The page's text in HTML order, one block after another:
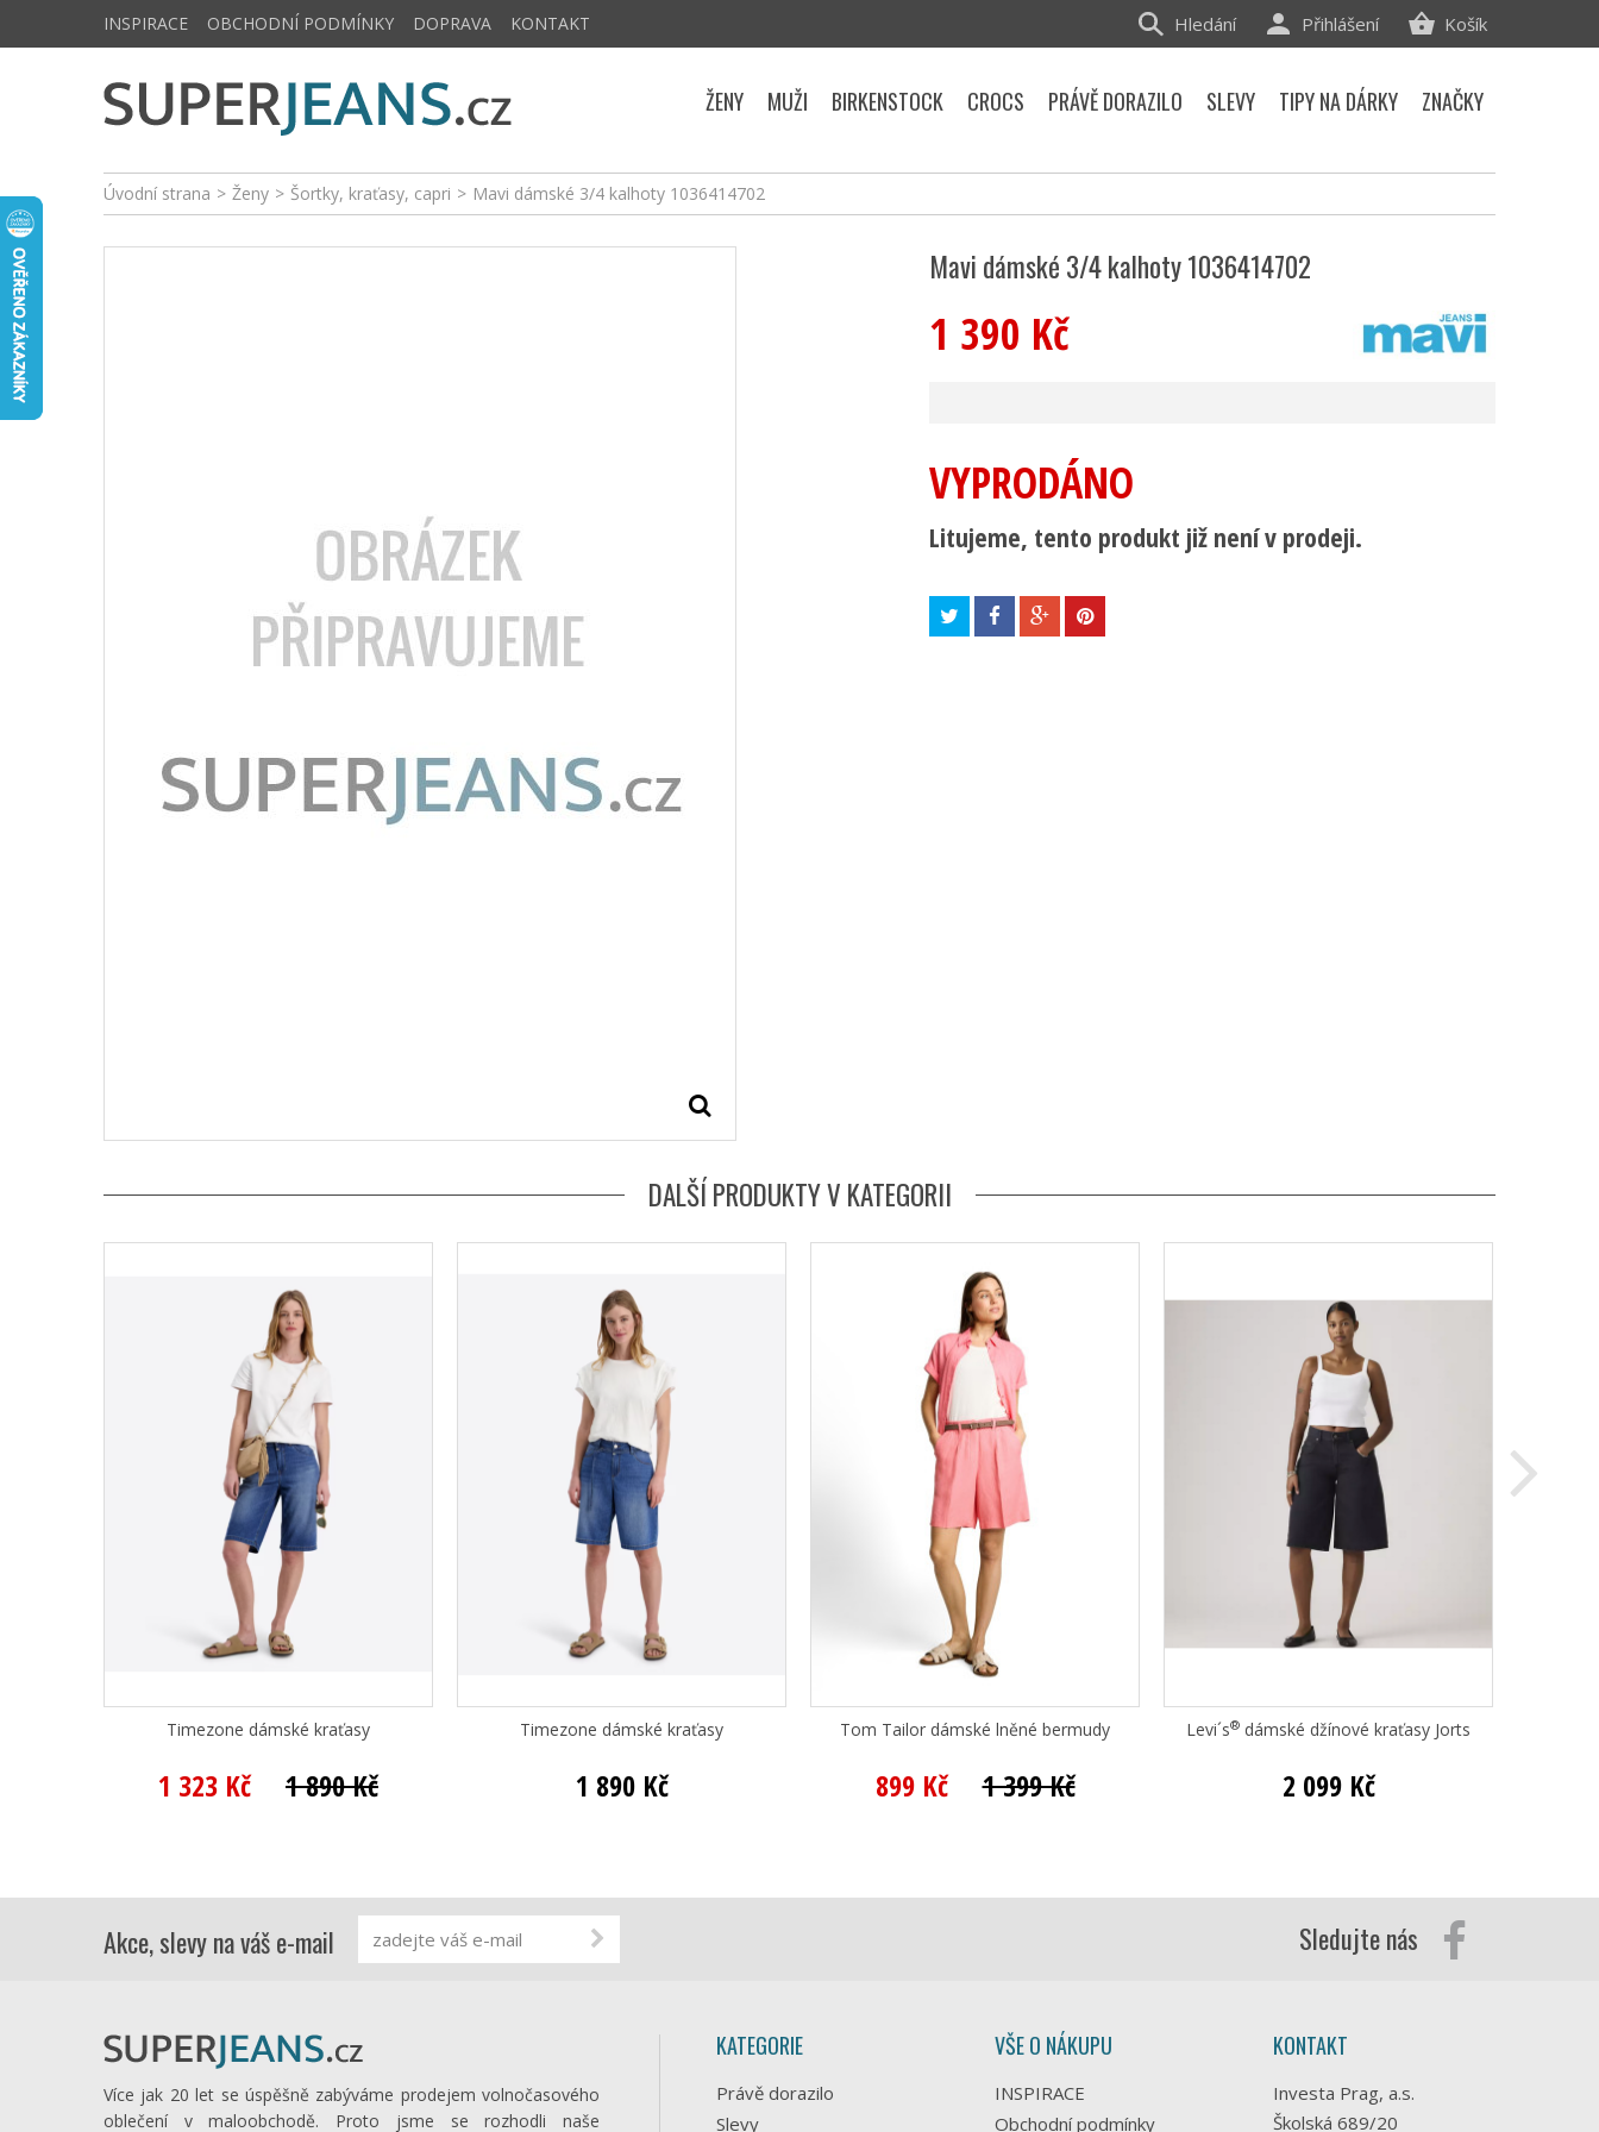
Úvodní strana > Ženy > Šortky, kraťasy, capri > Mavi dámské 3/4 kalhoty 1036414702
Mavi dámské 3/4 kalhoty 1036414702
1 390 Kč
VYPRODÁNO
Litujeme, tento produkt již není v prodeji.
DALŠÍ PRODUKTY V KATEGORII
Timezone dámské kraťasy
1 323 Kč 1 890 Kč
Timezone dámské kraťasy
1 890 Kč
Tom Tailor dámské lněné bermudy
899 Kč 1 399 Kč
Levi´s® dámské džínové kraťasy Jorts
2 099 Kč
INSPIRACE OBCHODNÍ PODMÍNKY DOPRAVA KONTAKT Košík
Přihlášení
Hledání
ŽENY MUŽI BIRKENSTOCK CROCS PRÁVĚ DORAZILO SLEVY TIPY NA DÁRKY ZNAČKY
Akce, slevy na váš e-mail Sledujte nás
Více jak 20 let se úspěšně zabýváme prodejem volnočasového
oblečení v maloobchodě. Proto jsme se rozhodli naše
KATEGORIE
Právě dorazilo
Slevy
VŠE O NÁKUPU
INSPIRACE
Obchodní podmínky
KONTAKT
Investa Prag, a.s.
Školská 689/20